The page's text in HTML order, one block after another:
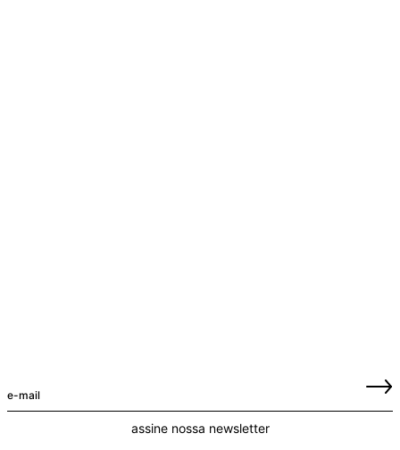
assine nossa newsletter